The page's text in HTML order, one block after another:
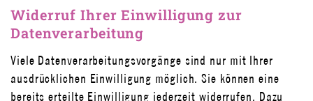
Widerruf Ihrer Einwilligung zur
Datenverarbeitung
Viele Datenverarbeitungsvorgänge sind nur mit Ihrer
ausdrücklichen Einwilligung möglich. Sie können eine
bereits erteilte Einwilligung jederzeit widerrufen. Dazu